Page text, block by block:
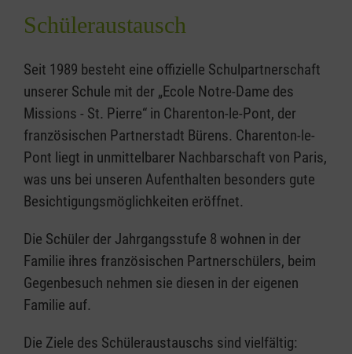
Schüleraustausch
Seit 1989 besteht eine offizielle Schulpartnerschaft
unserer Schule mit der „Ecole Notre-Dame des
Missions - St. Pierre“ in Charenton-le-Pont, der
französischen Partnerstadt Bürens. Charenton-le-
Pont liegt in unmittelbarer Nachbarschaft von Paris,
was uns bei unseren Aufenthalten besonders gute
Besichtigungsmöglichkeiten eröffnet.
Die Schüler der Jahrgangsstufe 8 wohnen in der
Familie ihres französischen Partnerschülers, beim
Gegenbesuch nehmen sie diesen in der eigenen
Familie auf.
Die Ziele des Schüleraustauschs sind vielfältig: